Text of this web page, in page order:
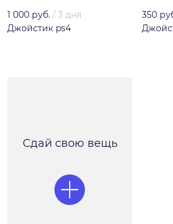
1 000 руб. / 3 дня
Джойстик ps4
350
Сдай свою вещь